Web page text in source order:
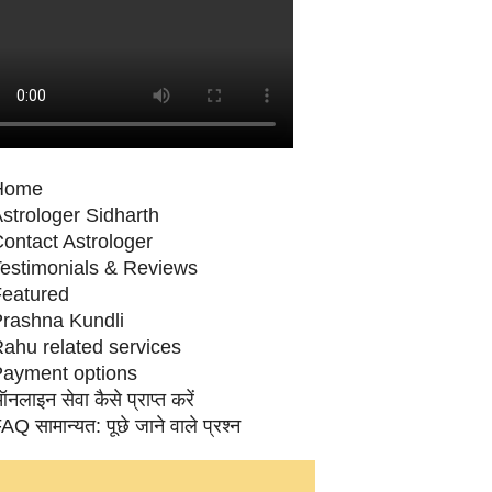
Sidharth
Astrologer
& Reviews
Kundli
related services
options
सेवा कैसे प्राप्‍त करें
सामान्‍यत: पूछे जाने वाले प्रश्‍न